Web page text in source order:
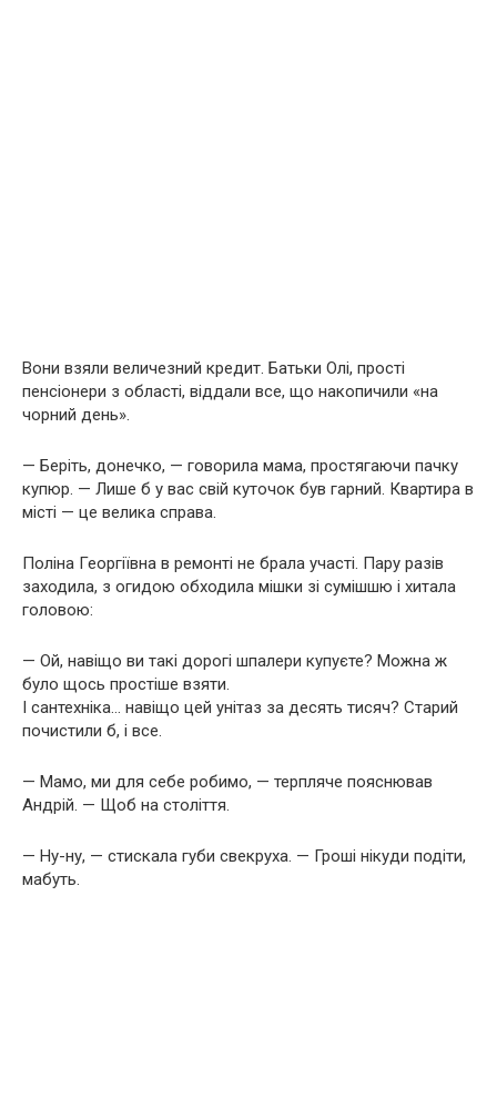
Вони взяли величезний кредит. Батьки Олі, прості
пенсіонери з області, віддали все, що накопичили «на
чорний день».
— Беріть, донечко, — говорила мама, простягаючи пачку
купюр. — Лише б у вас свій куточок був гарний. Квартира в
місті — це велика справа.
Поліна Георгіївна в ремонті не брала участі. Пару разів
заходила, з огидою обходила мішки зі сумішшю і хитала
головою:
— Ой, навіщо ви такі дорогі шпалери купуєте? Можна ж
було щось простіше взяти.
І сантехніка… навіщо цей унітаз за десять тисяч? Старий
почистили б, і все.
— Мамо, ми для себе робимо, — терпляче пояснював
Андрій. — Щоб на століття.
— Ну-ну, — стискала губи свекруха. — Гроші нікуди подіти,
мабуть.